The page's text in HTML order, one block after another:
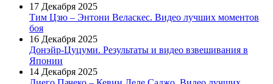
17 Декабря 2025
Тим Цзю – Энтони Веласкес. Видео лучших моментов
боя
16 Декабря 2025
Донэйр-Цуцуми. Результаты и видео взвешивания в
Японии
14 Декабря 2025